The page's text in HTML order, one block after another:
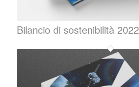
Bilancio di sostenibilità 2022